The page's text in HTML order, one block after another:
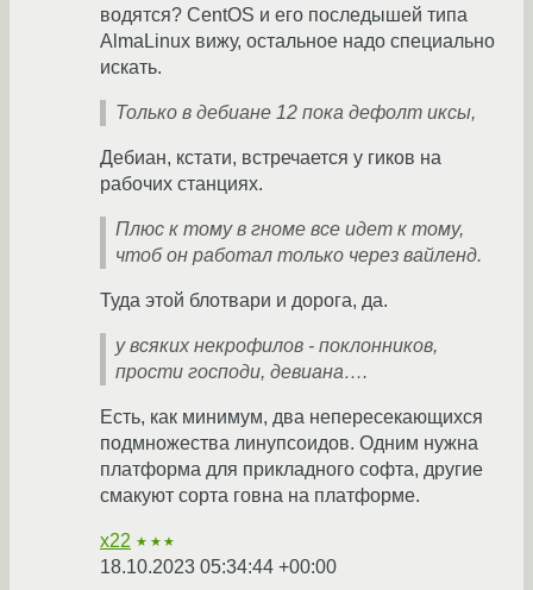
водятся? CentOS и его последышей типа
AlmaLinux вижу, остальное надо специально
искать.
Только в дебиане 12 пока дефолт иксы,
Дебиан, кстати, встречается у гиков на
рабочих станциях.
Плюс к тому в гноме все идет к тому,
чтоб он работал только через вайленд.
Туда этой блотвари и дорога, да.
у всяких некрофилов - поклонников,
прости господи, девиана….
Есть, как минимум, два непересекающихся
подмножества линупсоидов. Одним нужна
платформа для прикладного софта, другие
смакуют сорта говна на платформе.
x22 ★★★
18.10.2023 05:34:44 +00:00